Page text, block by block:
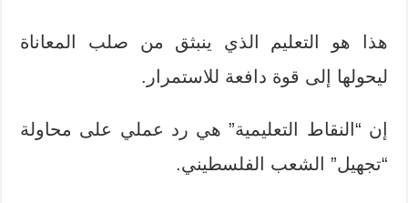
هذا هو التعليم الذي ينبثق من صلب المعاناة
ليحولها إلى قوة دافعة للاستمرار.
إن “النقاط التعليمية” هي رد عملي على محاولة
“تجهيل” الشعب الفلسطيني.